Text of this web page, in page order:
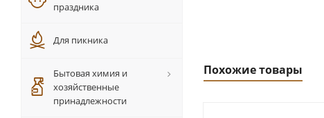
Похожие товары
праздника
Для пикника
Бытовая химия и
хозяйственные
принадлежности